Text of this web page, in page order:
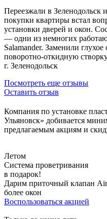
Переезжали в
покупки квартиры встал
установки дверей и окон.
— одни из немногих
Salamander. Заменили
поворотно-откидную
г. Зеленодольск
Посмотреть еще отзывы
Оставить отзыв
Компания по установке
Ульяновск» добивается
предлагаемым акциям и
Летом
Система проветривания
в подарок!
Дарим приточный клапан
более окон
Воспользоваться акцией